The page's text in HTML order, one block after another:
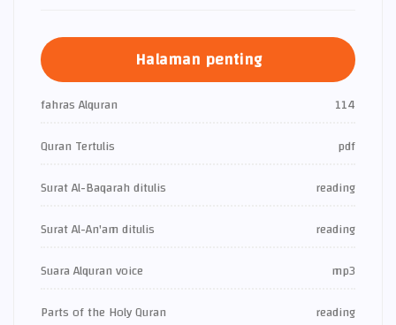
Halaman penting
fahras Alquran
114
Quran Tertulis
pdf
Surat Al-Baqarah ditulis
reading
Surat Al-An'am ditulis
reading
Suara Alquran voice
mp3
Parts of the Holy Quran
reading